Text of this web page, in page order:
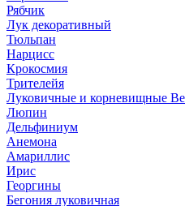
Рябчик
Лук декоративный
Тюльпан
Нарцисс
Крокосмия
Трителейя
Луковичные и корневищные
Люпин
Дельфиниум
Анемона
Амариллис
Ирис
Георгины
Бегония луковичная